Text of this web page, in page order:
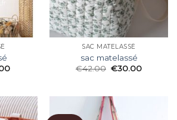
SAC MATELASSÉ
sac matelassé
€42.00 €30.00